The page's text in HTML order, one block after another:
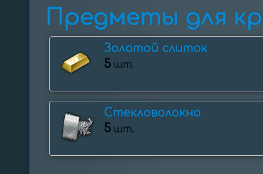
Предметы для
Золотой слиток
5 шт.
Стекловолокно
5 шт.